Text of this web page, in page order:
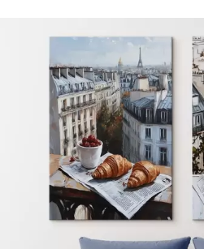
Яскраві, насичені кольори
Стійкість до вицвітання
Безпечне чорнило без запаху
Поверхня з текстурою полотна
Екологічний матеріал
Преміум
363 .00грн
Яскраві, насичені кольори
Стійкість до вицвітання